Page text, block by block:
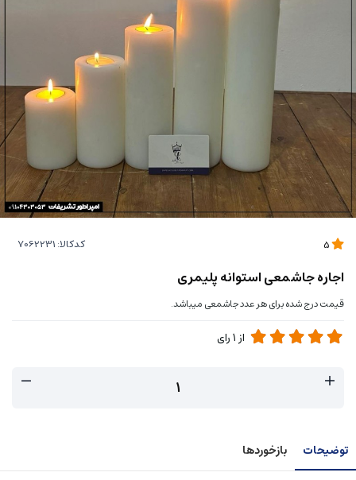
کدکالا:
اجاره جاشمعی استوانه پلیمری
قیمت درج شده برای هر عدد جاشمعی میباشد.
از 1رای
توضیحات بازخوردها